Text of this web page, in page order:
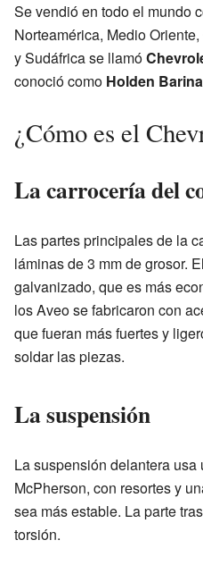
Se vendió en todo el mundo
Norteamérica, Medio
y Sudáfrica se llamó
conoció como Holden Barina
¿Cómo es el
La carrocería del
Las partes principales de la
láminas de 3 mm de grosor.
galvanizado, que es más
los Aveo se fabricaron con
que fueran más fuertes y
soldar las piezas.
La suspensión
La suspensión delantera
McPherson, con resortes y
sea más estable. La parte
torsión.